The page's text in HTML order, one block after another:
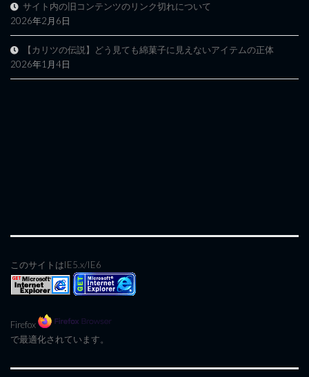
サイト内の旧コンテンツのリンク切れについて
2026年2月6日
【カリツの伝説】どう見ても綿菓子に見えないアイテムの正体
2026年1月4日
このサイトはIE5.x/IE6
Firefox
で最適化されています。